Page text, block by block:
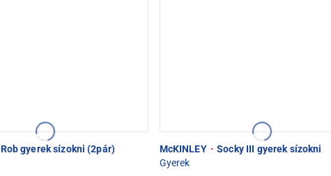
Rob gyerek sízokni (2pár)
McKINLEY · Socky III gyerek sízokni
Gyerek